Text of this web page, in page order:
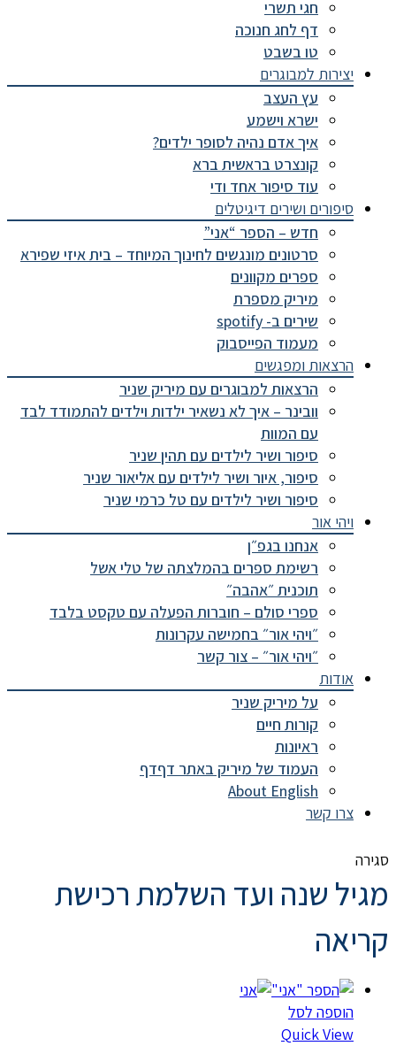
חגי תשרי
דף לחג חנוכה
טו בשבט
יצירות למבוגרים
עץ העצב
ישרא וישמע
איך אדם נהיה לסופר ילדים?
קונצרט בראשית ברא
עוד סיפור אחד ודי
סיפורים ושירים דיגיטלים
חדש – הספר “אני”
סרטונים מונגשים לחינוך המיוחד – בית איזי שפירא
ספרים מקוונים
מיריק מספרת
שירים ב- spotify
מעמוד הפייסבוק
הרצאות ומפגשים
הרצאות למבוגרים עם מיריק שניר
וובינר – איך לא נשאיר ילדות וילדים להתמודד לבד
עם המוות
סיפור ושיר לילדים עם תהין שניר
סיפור, איור ושיר לילדים עם אליאור שניר
סיפור ושיר לילדים עם טל כרמי שניר
ויהי אור
אנחנו בגפ״ן
רשימת ספרים בהמלצתה של טלי אשל
תוכנית ״אהבה״
ספרי סולם – חוברות הפעלה עם טקסט בלבד
״ויהי אור״ בחמישה עקרונות
״ויהי אור״ – צור קשר
אודות
על מיריק שניר
קורות חיים
ראיונות
העמוד של מיריק באתר דףדף
About English
צרו קשר
סגירה
מגיל שנה ועד השלמת רכישת
קריאה
הוספה לסל
Quick View